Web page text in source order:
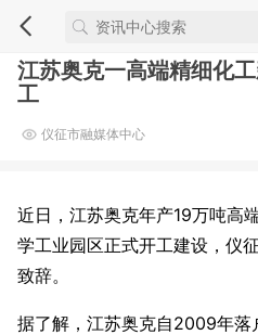
江苏奥克一高端精细化
工
仪征市融媒体中心
近日，江苏奥克年产19万吨高
学工业园区正式开工建设，仪
致辞。
据了解，江苏奥克自2009年落